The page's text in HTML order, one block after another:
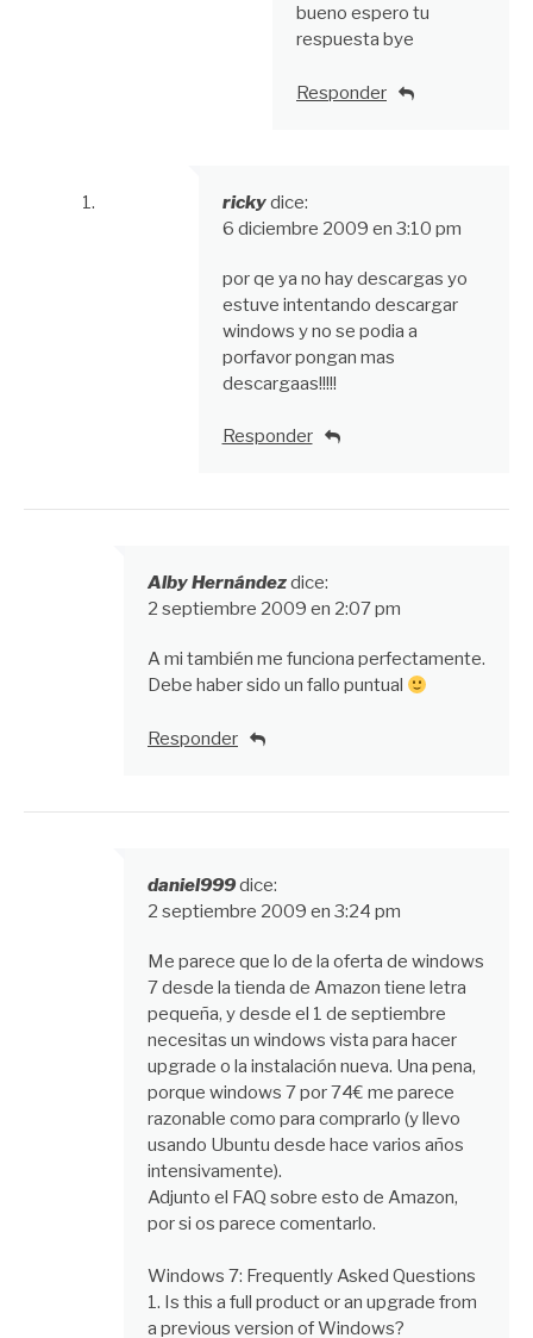
bueno espero tu
respuesta bye
Responder
rickydice:
6 diciembre 2009 en 3:10 pm
por qe ya no hay descargas yo
estuve intentando descargar
windows y no se podia a
porfavor pongan mas
descargaas!!!!!
Responder
Alby Hernándezdice:
2 septiembre 2009 en 2:07 pm
A mi también me funciona perfectamente.
Debe haber sido un fallo puntual
Responder
daniel999dice:
2 septiembre 2009 en 3:24 pm
Me parece que lo de la oferta de windows
7 desde la tienda de Amazon tiene letra
pequeña, y desde el 1 de septiembre
necesitas un windows vista para hacer
upgrade o la instalación nueva. Una pena,
porque windows 7 por 74€ me parece
razonable como para comprarlo (y llevo
usando Ubuntu desde hace varios años
intensivamente).
Adjunto el FAQ sobre esto de Amazon,
por si os parece comentarlo.
Windows 7: Frequently Asked Questions
1. Is this a full product or an upgrade from
a previous version of Windows?